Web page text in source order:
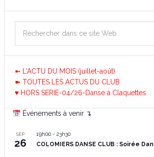
➼ L'ACTU DU MOIS (juillet-août)
➽ TOUTES LES ACTUS DU CLUB
♥ HORS SERIE-04/26-Danse à Claquettes
Événements à venir ↴
SEP
26
19h00- 23h30
COLOMIERS DANSE CLUB : Soirée